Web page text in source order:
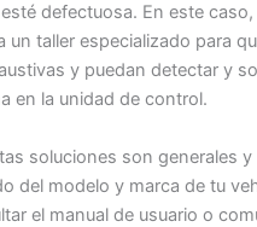
defectuosa. En este caso,
un taller especializado para
y puedan detectar y
en la unidad de control.
soluciones son generales y
del modelo y marca de tu
el manual de usuario o